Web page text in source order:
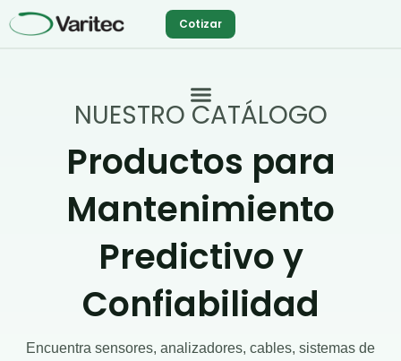
al
Cotizar
NUESTRO CATÁLOGO
Productos para
Mantenimiento
Predictivo y
Confiabilidad
Encuentra sensores, analizadores, cables, sistemas de